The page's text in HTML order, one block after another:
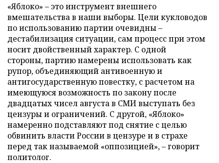
«Яблоко» – это инструмент внешнего
вмешательства в наши выборы. Цели кукловодов
по использованию партии очевидны –
дестабилизация ситуации, сам процесс при этом
носит двойственный характер. С одной
стороны, партию намерены использовать как
рупор, объединяющий антивоенную и
антигосударственную повестку, с расчетом на
имеющуюся возможность по закону после
двадцатых чисел августа в СМИ выступать без
цензуры и ограничений. С другой, «Яблоко»
намеренно подставляют под снятие с целью
обвинить власти России в цензуре и в страхе
перед так называемой «оппозицией», – говорит
политолог.